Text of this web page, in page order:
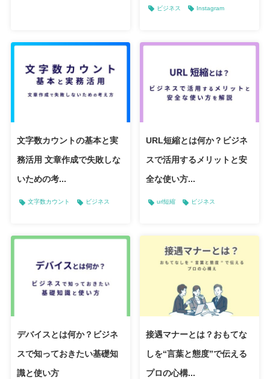
ビジネス Instagram
文字数カウントの基本と実
務活用 文章作成で失敗しな
いための考...
文字数カウント ビジネス
URL短縮とは何か？ビジネ
スで活用するメリットと安
全な使い方...
url短縮 ビジネス
デバイスとは何か？ビジネ
スで知っておきたい基礎知
識と使い方
接遇マナーとは？おもてな
しを“言葉と態度”で伝える
プロの心構...